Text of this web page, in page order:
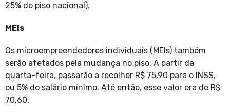
25% do piso nacional).
MEIs
Os microempreendedores individuais (MEIs) também
serão afetados pela mudança no piso. A partir da
quarta-feira, passarão a recolher R$ 75,90 para o INSS,
ou 5% do salário mínimo. Até então, esse valor era de R$
70,60.